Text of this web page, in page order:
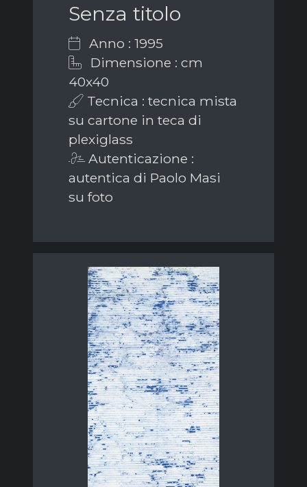
Senza titolo
Anno : 1995
Dimensione : cm
40x40
Tecnica : tecnica mista
su cartone in teca di
plexiglass
Autenticazione :
autentica di Paolo Masi
su foto